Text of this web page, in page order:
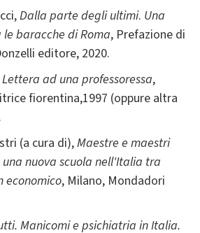
Dalla parte degli ultimi. Una
baracche di Roma, Prefazione di
editore, 2020.
Lettera ad una professoressa,
fiorentina,1997 (oppure altra
(a cura di),Maestre e maestri
nuova scuola nell'Italia tra
economico, Milano, Mondadori
Manicomi e psichiatria in Italia.